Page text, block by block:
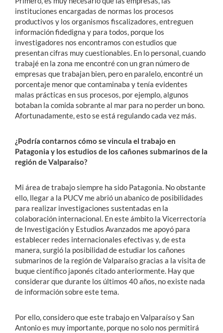
instituciones encargadas de normas los procesos
productivos y los organismos fiscalizadores, entreguen
información fidedigna y para todos, porque los
investigadores nos encontramos con estudios que
presentan cifras muy cuestionables. En lo personal, cuando
trabajé en la zona me encontré con un gran número de
empresas que trabajan bien, pero en paralelo, encontré un
porcentaje menor que contaminaba y tenía evidentes
malas prácticas en sus procesos, por ejemplo, algunos
botaban la comida sobrante al mar para no perder un bono.
Afortunadamente, esto se está regulando cada vez más.
¿Podría contarnos cómo se vincula el trabajo en
Patagonia y los estudios de los cañones submarinos de la
región de Valparaíso?
Mi área de trabajo siempre ha sido Patagonia. No obstante
ello, llegar a la PUCV me abrió un abanico de posibilidades
para realizar investigaciones sustentadas en la
colaboración internacional. En este ámbito la Vicerrectoría
de Investigación y Estudios Avanzados me apoyó para
establecer redes internacionales efectivas y, de esta
manera, surgió la posibilidad de estudiar los cañones
submarinos de la región de Valparaíso gracias a la visita de
buque científico japonés citado anteriormente. Hay que
considerar que durante los últimos 40 años, no existe nada
de información sobre este tema.
Por ello, considero que este trabajo en Valparaíso y San
Antonio es muy importante, porque no solo nos permitirá